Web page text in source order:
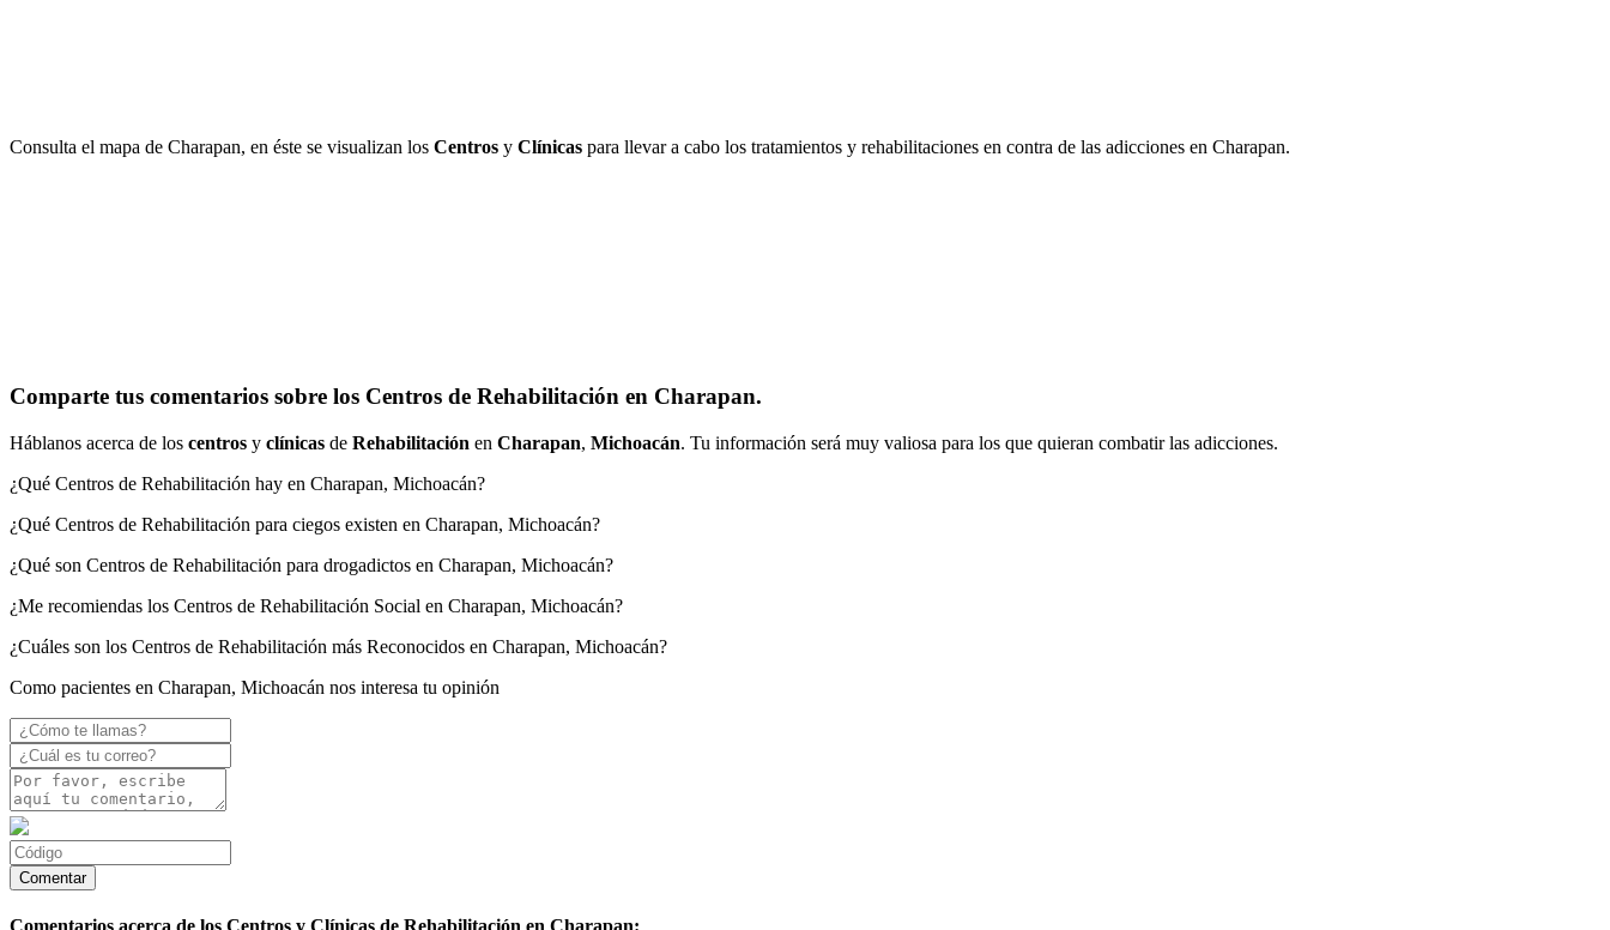
Consulta el mapa de Charapan, en éste se visualizan los Centros y Clínicas para llevar a cabo los tratamientos y rehabilitaciones en contra de las adicciones en Charapan.
Comparte tus comentarios sobre los Centros de Rehabilitación en Charapan.
Háblanos acerca de los centros y clínicas de Rehabilitación en Charapan, Michoacán. Tu información será muy valiosa para los que quieran combatir las adicciones.
¿Qué Centros de Rehabilitación hay en Charapan, Michoacán?
¿Qué Centros de Rehabilitación para ciegos existen en Charapan, Michoacán?
¿Qué son Centros de Rehabilitación para drogadictos en Charapan, Michoacán?
¿Me recomiendas los Centros de Rehabilitación Social en Charapan, Michoacán?
¿Cuáles son los Centros de Rehabilitación más Reconocidos en Charapan, Michoacán?
Como pacientes en Charapan, Michoacán nos interesa tu opinión